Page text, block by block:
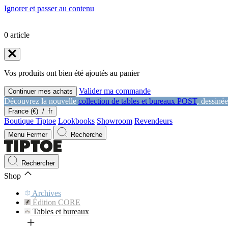
Ignorer et passer au contenu
0 article
Vos produits ont bien été ajoutés au panier
Continuer mes achats
Valider ma commande
Découvrez la nouvelle collection de tables et bureaux POST,
France (€) / fr
Boutique Tiptoe Lookbooks Showroom Revendeurs
Menu Fermer Recherche
Rechercher
Shop
Archives
Édition CORE
Tables et bureaux